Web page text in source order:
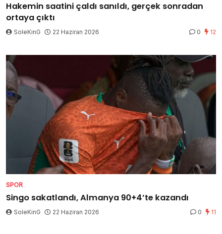
Hakemin saatini çaldı sanıldı, gerçek sonradan
ortaya çıktı
SoleKinG 22 Haziran 2026 0 12
SPOR
Singo sakatlandı, Almanya 90+4’te kazandı
SoleKinG 22 Haziran 2026 0 11